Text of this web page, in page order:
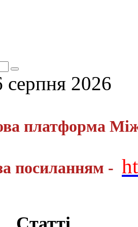
серпня 2026
платформа
посиланням -